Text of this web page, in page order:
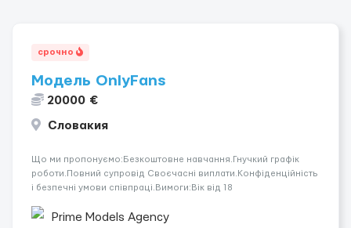
срочно
Модель OnlyFans
20000 €
Словакия
Що ми пропонуємо:Безкоштовне навчання.Гнучкий графік
роботи.Повний супровід Своєчасні виплати.Конфіденційність
і безпечні умови співпраці.Вимоги:Вік від 18
розвиватися.Досвід не обов’язковий.Якщо вас зацікавила
Prime Models Agency